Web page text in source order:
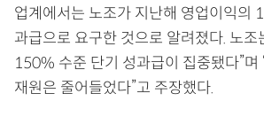
업계에서는 노조가 지난해 영업이익의
과급으로 요구한 것으로 알려졌다. 노조
150% 수준 단기 성과급이 집중됐다”며
재원은 줄어들었다”고 주장했다.